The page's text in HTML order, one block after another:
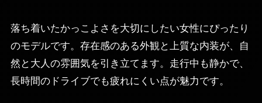
落ち着いたかっこよさを大切にしたい女性にぴったり
のモデルです。存在感のある外観と上質な内装が、自
然と大人の雰囲気を引き立てます。走行中も静かで、
長時間のドライブでも疲れにくい点が魅力です。